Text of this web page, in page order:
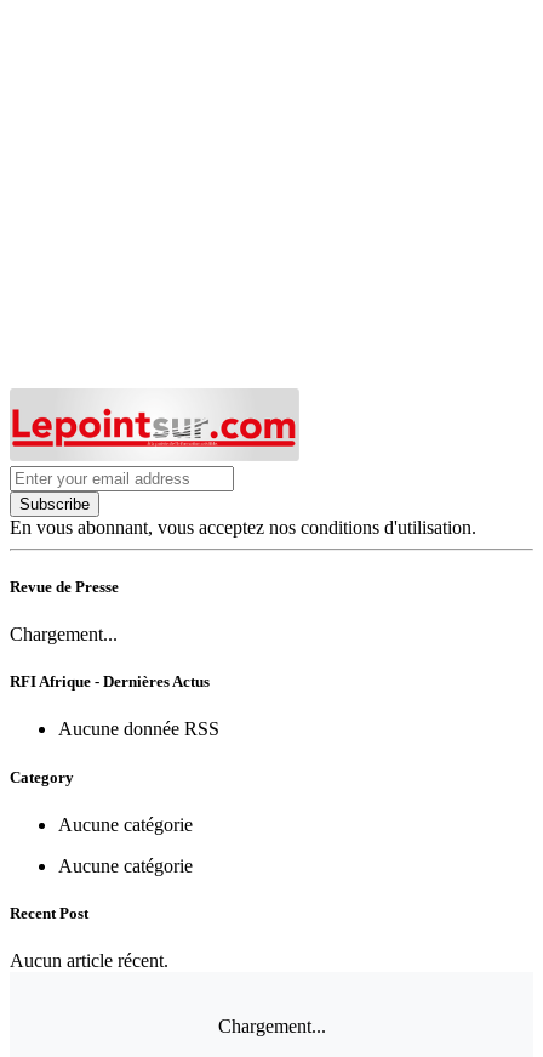
Subscribe
En vous abonnant, vous acceptez nos conditions d'utilisation.
Revue de Presse
Chargement...
RFI Afrique - Dernières Actus
Aucune donnée RSS
Category
Aucune catégorie
Aucune catégorie
Recent Post
Aucun article récent.
Chargement...